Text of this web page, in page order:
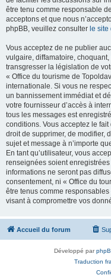
être tenu comme responsable
acceptons et que nous
phpBB, veuillez consulter le
Vous acceptez de ne publier
vulgaire, diffamatoire,
transgresser la législation de
« Office du tourisme de
internationale. Si vous ne
un bannissement immédiat et
votre fournisseur d’accès à
tous les messages est
conditions. Vous acceptez le
droit de supprimer, de modifier,
sujet et message à n’importe
En tant qu’utilisateur, vous
renseignées soient
informations ne seront pas
consentement, ni « Office du
être tenus comme
visant à compromettre vos
Accueil du forum
Développé par
Traduction